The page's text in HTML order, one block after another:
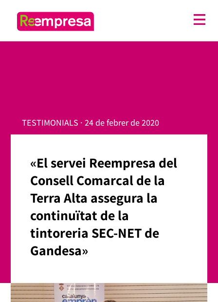
TESTIMONIALS · 24 de febrer de 2020
«El servei Reempresa del
Consell Comarcal de la
Terra Alta assegura la
continuïtat de la
tintoreria SEC-NET de
Gandesa»